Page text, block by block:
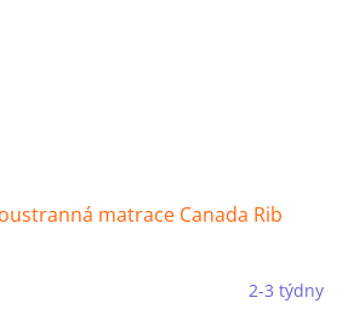
matrace Canada Rib
2-3 týdny